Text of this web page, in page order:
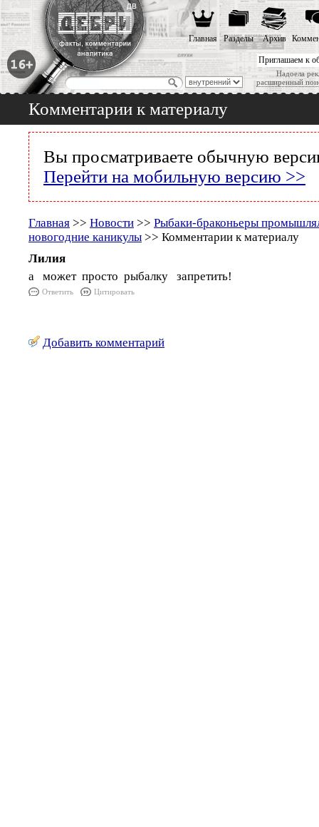
Приглашаем к
Надоела
расширенный
Главная Разделы Архив
Комментарии к материалу
Вы просматриваете обычную
Перейти на мобильную версию >>
Главная >> Новости >> Рыбаки-браконьеры
новогодние каникулы >> Комментарии к материалу
Лилия
а может просто рыбалку запретить!
Ответить Цитировать
Добавить комментарий